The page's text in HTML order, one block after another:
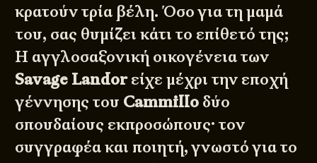
κρατούν τρία βέλη. Όσο για τη μαμά
του, σας θυμίζει κάτι το επίθετό της;
Η αγγλοσαξονική οικογένεια των
Savage Landorείχε μέχρι την εποχή
γέννησης του Cammillo δύο
σπουδαίους εκπροσώπους· τον
συγγραφέα και ποιητή, γνωστό για το